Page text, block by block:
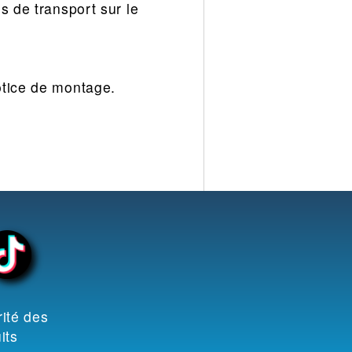
de transport sur le
de montage.
des